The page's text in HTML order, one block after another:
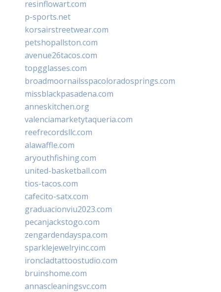
resinflowart.com
p-sports.net
korsairstreetwear.com
petshopallston.com
avenue26tacos.com
topgglasses.com
broadmoornailsspacoloradosprings.com
missblackpasadena.com
anneskitchen.org
valenciamarketytaqueria.com
reefrecordsllc.com
alawaffle.com
aryouthfishing.com
united-basketball.com
tios-tacos.com
cafecito-satx.com
graduacionviu2023.com
pecanjackstogo.com
zengardendayspa.com
sparklejewelryinc.com
ironcladtattoostudio.com
bruinshome.com
annascleaningsvc.com